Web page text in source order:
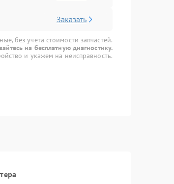
Заказать
без учета стоимости запчастей.
на бесплатную диагностику.
и укажем на неисправность.